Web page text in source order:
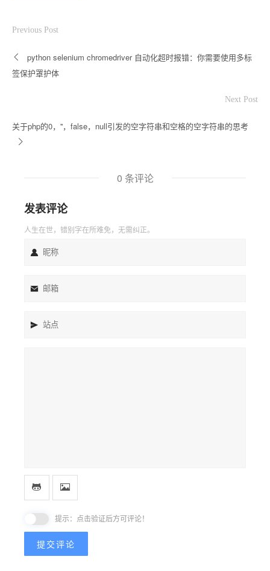
Previous Post
python selenium chromedriver 自动化超时报错：你需要使用多标
签保护罩护体
Next Post
关于php的0，''，false，null引发的空字符串和空格的空字符串的思考
0 条评论
发表评论
人生在世，错别字在所难免，无需纠正。
提示：点击验证后方可评论！